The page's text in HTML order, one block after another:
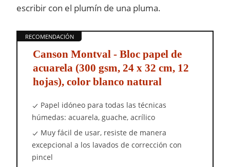
escribir con el plumín de una pluma.
Canson Montval - Bloc papel de
acuarela (300 gsm, 24 x 32 cm, 12
hojas), color blanco natural
Papel idóneo para todas las técnicas
húmedas: acuarela, guache, acrílico
Muy fácil de usar, resiste de manera
excepcional a los lavados de corrección con
pincel